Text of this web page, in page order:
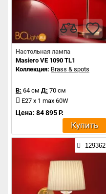
Настольная лампа
Masiero VE 1090 TL1
Коллекция: Brass & spots
В: 64 см Д: 70 см
E27 x 1 max 60W
Цена: 84 895 Р.
Купить
129362